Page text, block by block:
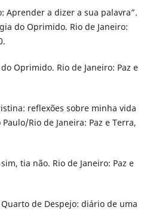
Aprender a dizer a sua palavra”.
do Oprimido. Rio de Janeiro:
Oprimido. Rio de Janeiro: Paz e
reflexões sobre minha vida
Rio de Janeira: Paz e Terra,
tia não. Rio de Janeiro: Paz e
Quarto de Despejo: diário de uma